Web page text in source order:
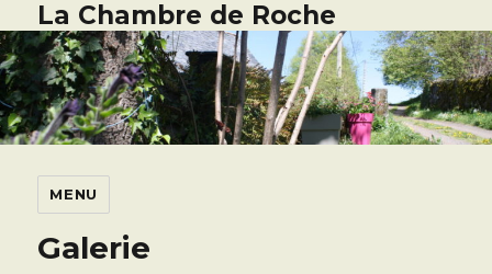
La Chambre de Roche
MENU
Galerie